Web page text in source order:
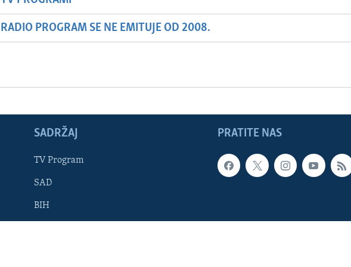
RADIO PROGRAM SE NE EMITUJE OD 2008.
PRATITE NAS
SADRŽAJ
TV Program
SAD
BIH